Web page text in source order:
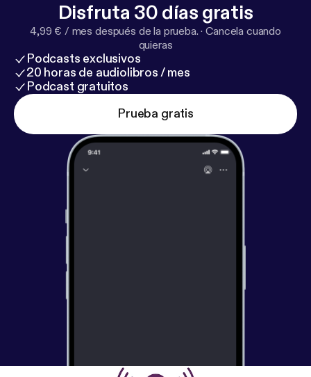
Disfruta 30 días gratis
4,99 € / mes después de la prueba. ·Cancela cuando
quieras
Podcasts exclusivos
20 horas de audiolibros / mes
Podcast gratuitos
Prueba gratis